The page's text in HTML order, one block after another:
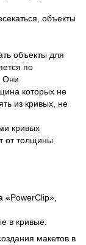
объекты
объекты для
по
Они
которых не
из кривых, не
кривых
от толщины
«PowerClip»,
в кривые.
макетов в